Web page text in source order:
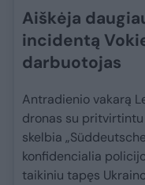
Aiškėja
incidentą
darbuotojas
Antradienio vakarą
dronas su
skelbia
konfidencialia
taikiniu tapęs